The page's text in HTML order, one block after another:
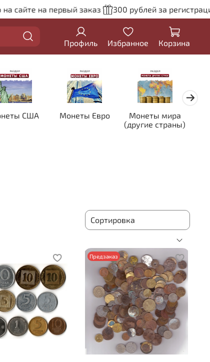
на первый заказ 300 рублей за регистрацию
Профиль Избранное Корзина
США Монеты Евро
Монеты мира
(другие страны)
Предзаказ